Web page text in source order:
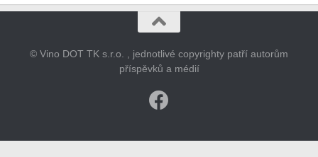
© Vino DOT TK s.r.o. , jednotlivé copyrighty patří autorům
příspěvků a médií